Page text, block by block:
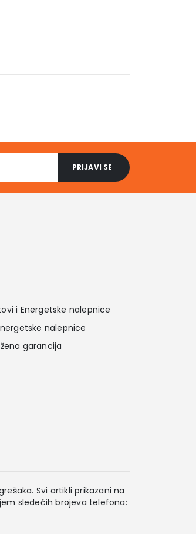
i Energetske nalepnice
nalepnice
garancija
Svi artikli prikazani na
sledećih brojeva telefona: